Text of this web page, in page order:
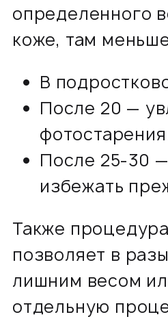
определенного
коже, там
В
После 20 —
После 25-30
избежать
Также
позволяет в
лишним весом
отдельную